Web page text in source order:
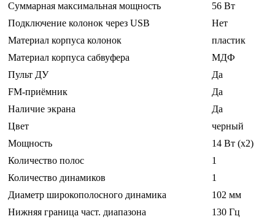
Суммарная максимальная мощность
56 Вт
Подключение колонок через USB
Нет
Материал корпуса колонок
пластик
Материал корпуса сабвуфера
МДФ
Пульт ДУ
Да
FM-приёмник
Да
Наличие экрана
Да
Цвет
черный
Мощность
14 Вт (x2)
Количество полос
1
Количество динамиков
1
Диаметр широкополосного динамика
102 мм
Нижняя граница част. диапазона
130 Гц